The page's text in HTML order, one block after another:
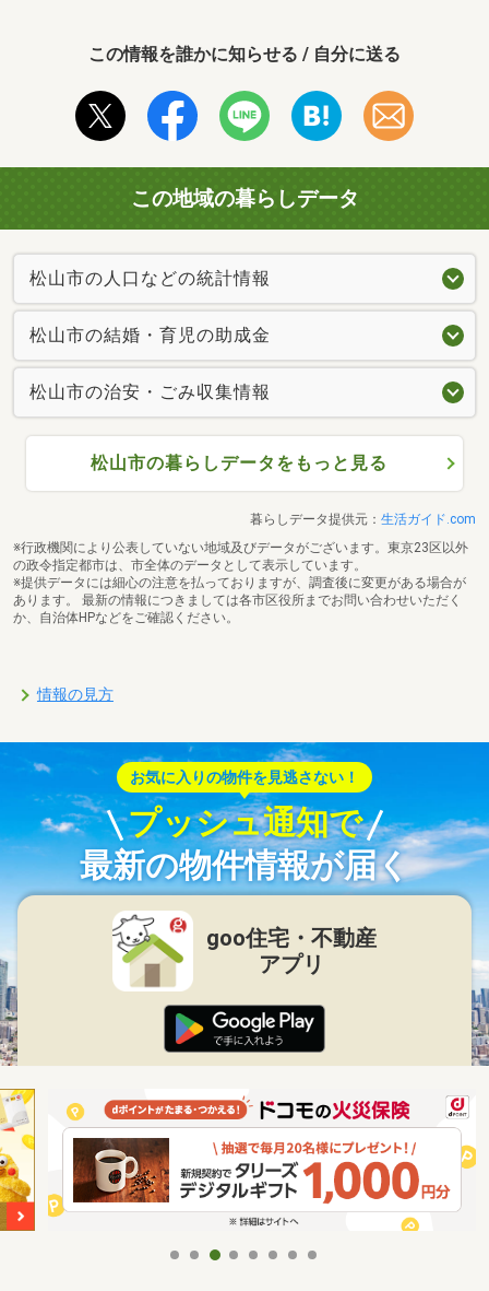
この情報を誰かに知らせる / 自分に送る
この地域の暮らしデータ
松山市の人口などの統計情報
松山市の結婚・育児の助成金
松山市の治安・ごみ収集情報
松山市の暮らしデータをもっと見る
暮らしデータ提供元： 生活ガイド.com
※行政機関により公表していない地域及びデータがございます。東京23区以外
の政令指定都市は、市全体のデータとして表示しています。
※提供データには細心の注意を払っておりますが、調査後に変更がある場合が
あります。 最新の情報につきましては各市区役所までお問い合わせいただく
か、自治体HPなどをご確認ください。
情報の見方
お気に入りの物件を見逃さない！
プッシュ通知で
最新の物件情報が届く
goo住宅・不動産
アプリ